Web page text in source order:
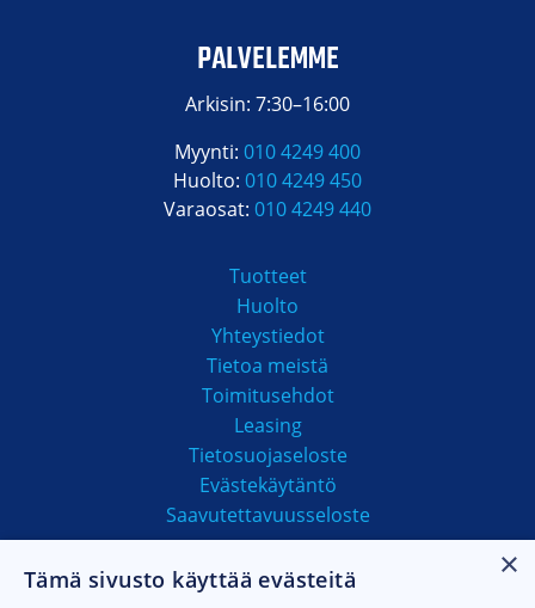
PALVELEMME
Arkisin: 7:30–16:00
Myynti: 010 4249 400
Huolto: 010 4249 450
Varaosat: 010 4249 440
Tuotteet
Huolto
Yhteystiedot
Tietoa meistä
Toimitusehdot
Leasing
Tietosuojaseloste
Evästekäytäntö
Saavutettavuusseloste
×
Tämä sivusto käyttää evästeitä